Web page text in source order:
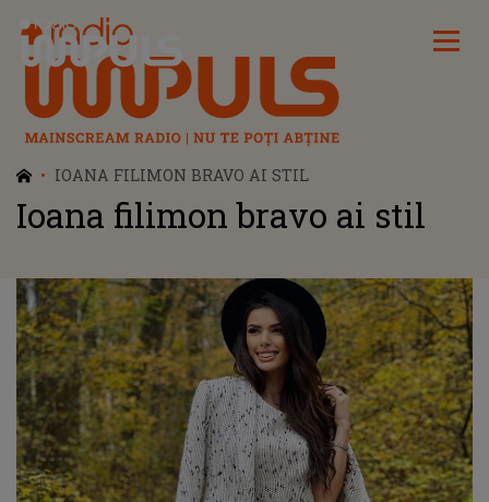
Radio Impuls
IOANA FILIMON BRAVO AI STIL
Ioana filimon bravo ai stil